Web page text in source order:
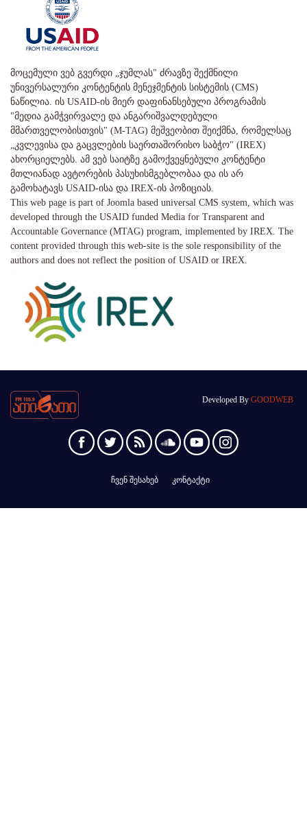
მოცემული ვებ გვერდი „ჯუმლას" ძრავზე შექმნილი
უნივერსალური კონტენტის მენეჯმენტის სისტემის (CMS)
ნაწილია. ის USAID-ის მიერ დაფინანსებული პროგრამის
"მედია გამჭვირვალე და ანგარიშვალდებული
მმართველობისთვის" (M-TAG) მეშვეობით შეიქმნა, რომელსაც
„კვლევისა და გაცვლების საერთაშორისო საბჭო" (IREX)
ახორციელებს. ამ ვებ საიტზე გამოქვეყნებული კონტენტი
მთლიანად ავტორების პასუხისმგებლობაა და ის არ
გამოხატავს USAID-ისა და IREX-ის პოზიციას.
This web page is part of Joomla based universal CMS system, which was
developed through the USAID funded Media for Transparent and
Accountable Governance (MTAG) program, implemented by IREX. The
content provided through this web-site is the sole responsibility of the
authors and does not reflect the position of USAID or IREX.
Developed By GOODWEB
ჩვენ შესახებ კონტაქტი